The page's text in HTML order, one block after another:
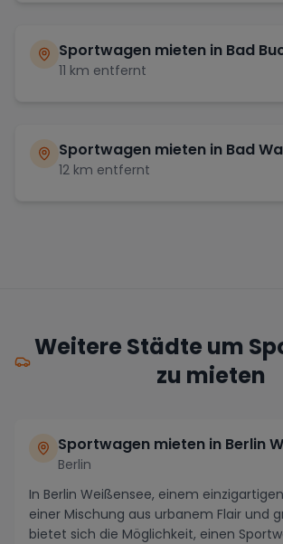
Sportwagen mieten in Bad
11 km entfernt
Sportwagen mieten in Bad
12 km entfernt
Weitere Städte um
zu mieten
Sportwagen mieten in Berlin
Berlin
In Berlin Weißensee, einem
einer Mischung aus urbanem Flair und
bietet sich die Möglichkeit, einen